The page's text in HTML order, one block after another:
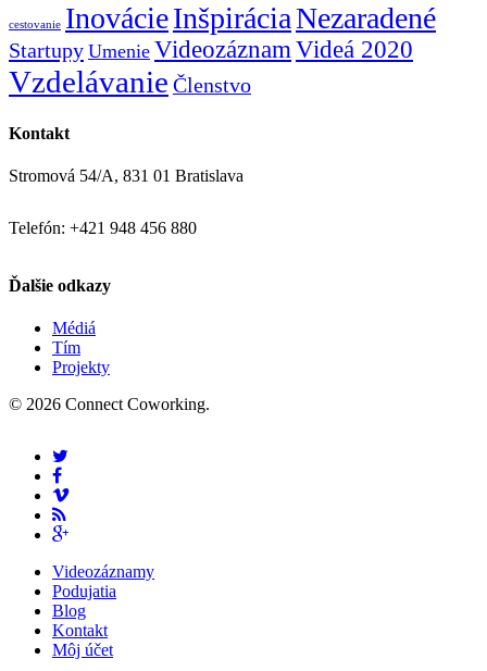
cestovanie InovácieInšpiráciaNezaradené
Startupy Umenie VideozáznamVideá 2020
Vzdelávanie Členstvo
Kontakt
Stromová 54/A, 831 01 Bratislava
Telefón: +421 948 456 880
Ďalšie odkazy
Médiá
Tím
Projekty
© 2026 Connect Coworking.
Videozáznamy
Podujatia
Blog
Kontakt
Môj účet